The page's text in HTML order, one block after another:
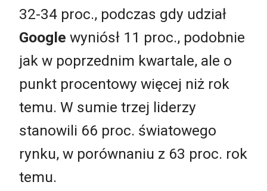
32-34 proc., podczas gdy udział
Google wyniósł 11 proc., podobnie
jak w poprzednim kwartale, ale o
punkt procentowy więcej niż rok
temu. W sumie trzej liderzy
stanowili 66 proc. światowego
rynku, w porównaniu z 63 proc. rok
temu.